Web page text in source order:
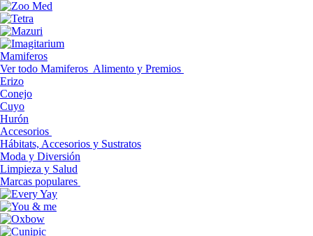
Mamiferos
Ver todo Mamiferos Alimento y Premios
Erizo
Conejo
Cuyo
Hurón
Accesorios
Hábitats, Accesorios y Sustratos
Moda y Diversión
Limpieza y Salud
Marcas populares